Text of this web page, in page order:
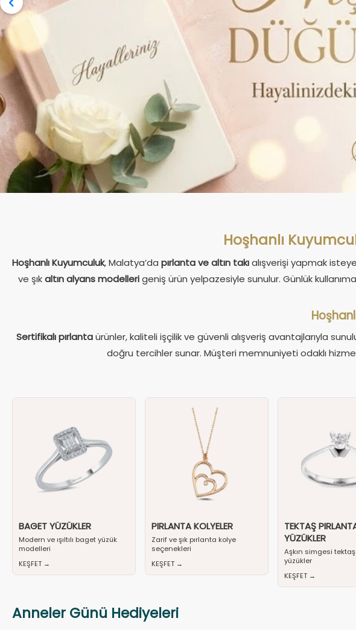
Hoşhanlı
Hoşhanlı Kuyumculuk, Malatya’da pırlanta ve altın takıalışverişi yapmak
ve şıkaltın alyans modellerigeniş ürün yelpazesiyle sunulur. Günlük
Sertifikalı pırlantaürünler, kaliteli işçilik ve güvenli alışveriş avantajlarıyla
doğru tercihler sunar. Müşteri memnuniyeti odaklı
BAGET YÜZÜKLER
Modern ve ışıltılı baget yüzük
modelleri
KEŞFET →
PIRLANTA KOLYELER
Zarif ve şık pırlanta kolye
seçenekleri
KEŞFET →
TEKTAŞ
YÜZÜKLER
Aşkın simgesi
yüzükler
KEŞFET →
Anneler Günü Hediyeleri